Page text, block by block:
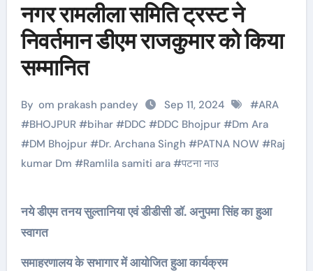
नगर रामलीला समिति ट्रस्ट ने
निवर्तमान डीएम राजकुमार को किया
सम्मानित
By om prakash pandey Sep 11, 2024 #ARA
#BHOJPUR#bihar#DDC #DDC Bhojpur#Dm Ara
#DM Bhojpur#Dr. Archana Singh #PATNA NOW #Raj
kumar Dm #Ramlila samiti ara#पटना नाउ
नये डीएम तनय सुल्तानिया एवं डीडीसी डॉ. अनुपमा सिंह का हुआ
स्वागत
समाहरणालय के सभागार में आयोजित हुआ कार्यक्रम